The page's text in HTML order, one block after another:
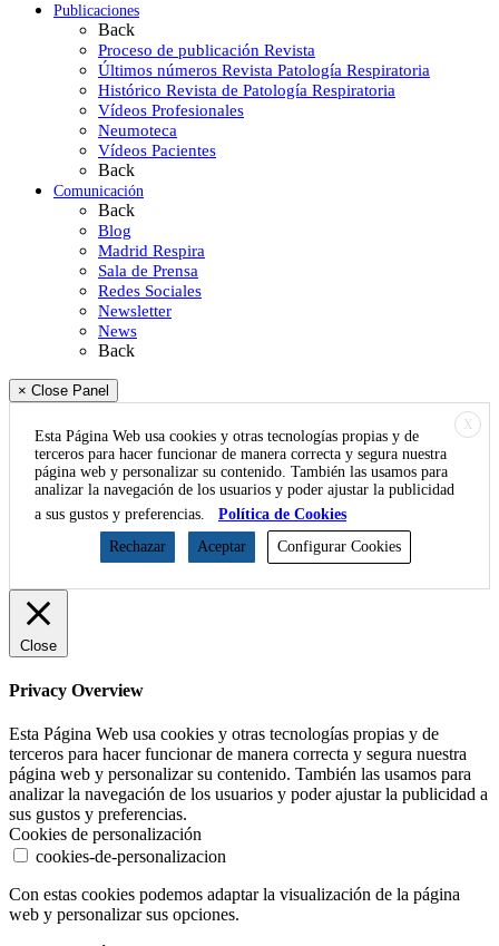
Publicaciones
Back
Proceso de publicación Revista
Últimos números Revista Patología Respiratoria
Histórico Revista de Patología Respiratoria
Vídeos Profesionales
Neumoteca
Vídeos Pacientes
Back
Comunicación
Back
Blog
Madrid Respira
Sala de Prensa
Redes Sociales
Newsletter
News
Back
× Close Panel
X
Esta Página Web usa cookies y otras tecnologías propias y de
terceros para hacer funcionar de manera correcta y segura nuestra
página web y personalizar su contenido. También las usamos para
analizar la navegación de los usuarios y poder ajustar la publicidad
a sus gustos y preferencias.
Política de Cookies
Rechazar
Aceptar Configurar Cookies
Close
Privacy Overview
Esta Página Web usa cookies y otras tecnologías propias y de
terceros para hacer funcionar de manera correcta y segura nuestra
página web y personalizar su contenido. También las usamos para
analizar la navegación de los usuarios y poder ajustar la publicidad a
sus gustos y preferencias.
Cookies de personalización
cookies-de-personalizacion
Con estas cookies podemos adaptar la visualización de la página
web y personalizar sus opciones.